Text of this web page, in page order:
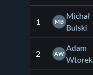
1 MB
Michał
Bulski
2 AW
Adam
Wtorek